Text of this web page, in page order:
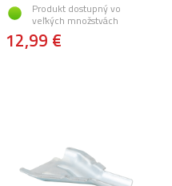
Produkt dostupný vo
veľkých množstvách
12,99 €